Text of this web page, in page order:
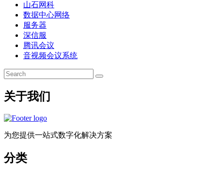
山石网科
数据中心网络
服务器
深信服
腾讯会议
音视频会议系统
关于我们
为您提供一站式数字化解决方案
分类